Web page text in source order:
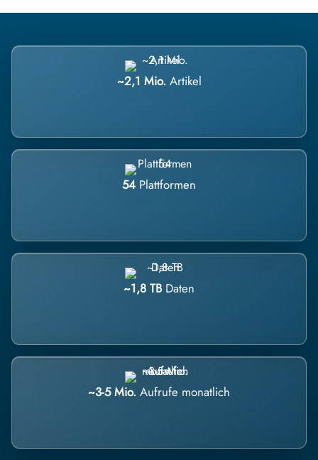
~2,1 Mio. Artikel
54 Plattformen
~1,8 TB Daten
~3-5 Mio. Aufrufe monatlich